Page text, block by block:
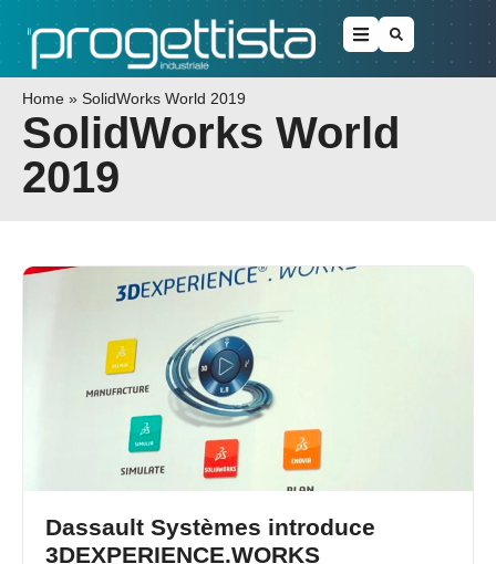
Home » SolidWorks World 2019
SolidWorks World
2019
Dassault Systèmes introduce
3DEXPERIENCE.WORKS